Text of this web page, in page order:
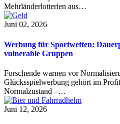
Mehrländerlotterien aus…
Juni 02, 2026
Werbung für Sportwetten:
vulnerable Gruppen
Forschende warnen vor
Glücksspielwerbung gehört im
Normalzustand –…
Juni 12, 2026